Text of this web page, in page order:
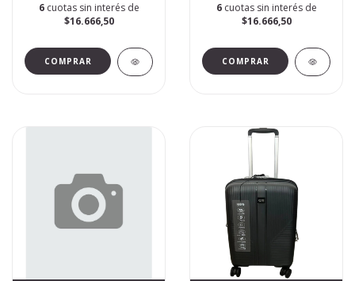
6 cuotas sin interés de
$16.666,50
6 cuotas sin interés de
$16.666,50